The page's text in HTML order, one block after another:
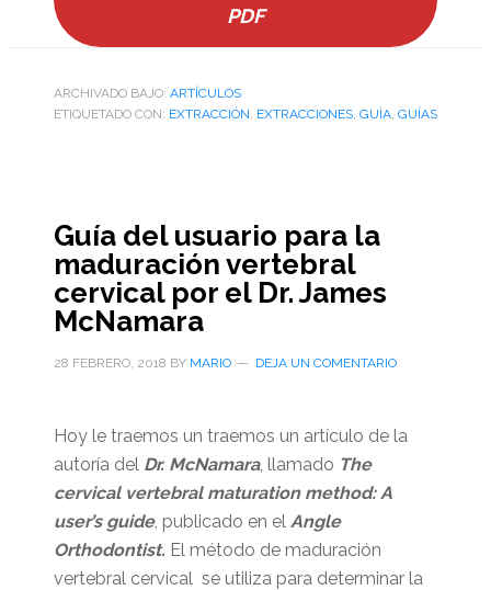
PDF
ARCHIVADO BAJO: ARTÌCULOS
ETIQUETADO CON: EXTRACCIÓN, EXTRACCIONES, GUÌA, GUÍAS
Guía del usuario para la
maduración vertebral
cervical por el Dr. James
McNamara
28 FEBRERO, 2018 BY MARIO DEJA UN COMENTARIO
Hoy le traemos un traemos un artículo de la
autoría del Dr. McNamara, llamado The
cervical vertebral maturation method:A
user’s guide, publicado en el Angle
Orthodontist. El método de maduración
vertebral cervical se utiliza para determinar la